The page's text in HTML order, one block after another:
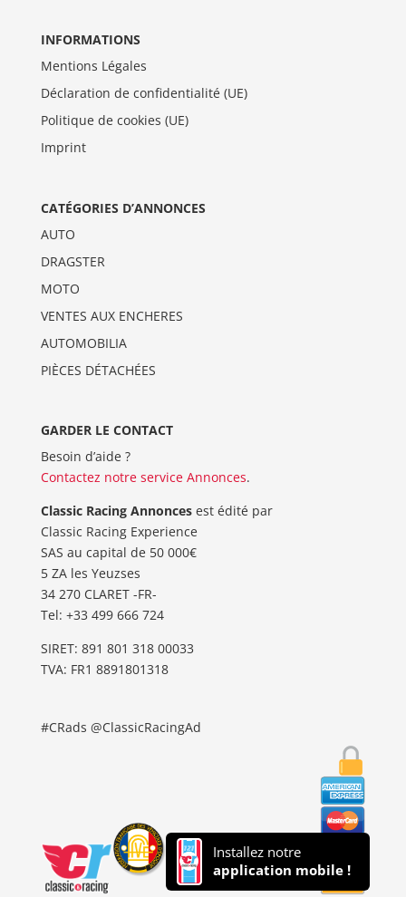
INFORMATIONS
Mentions Légales
Déclaration de confidentialité (UE)
Politique de cookies (UE)
Imprint
CATÉGORIES D’ANNONCES
AUTO
DRAGSTER
MOTO
VENTES AUX ENCHERES
AUTOMOBILIA
PIÈCES DÉTACHÉES
GARDER LE CONTACT
Besoin d’aide ?
Contactez notre service Annonces.
Classic Racing Annoncesest édité par
Classic Racing Experience
SAS au capital de 50 000€
5 ZA les Yeuzses
34 270 CLARET -FR-
Tel: ‭+33 499 666 724‬
SIRET: 891 801 318 00033
TVA: FR1 8891801318
#CRads @ClassicRacingAd
Installez notre
application mobile !